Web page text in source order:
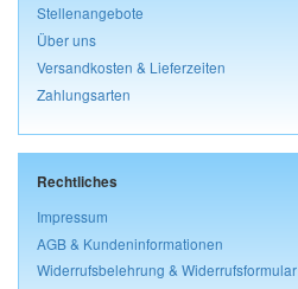
Stellenangebote
Über uns
Versandkosten & Lieferzeiten
Zahlungsarten
Rechtliches
Impressum
AGB & Kundeninformationen
Widerrufsbelehrung & Widerrufsformular